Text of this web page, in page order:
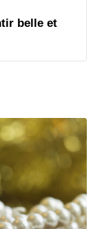
belle et